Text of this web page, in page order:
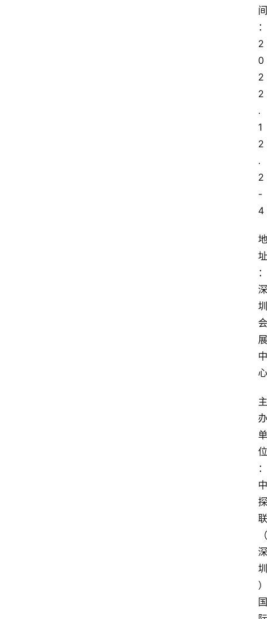
间
：
2
0
2
2
.
1
2
.
2
-
4
地
址
：
深
圳
会
展
中
心
主
办
单
位
：
中
探
联
（
深
圳
）
国